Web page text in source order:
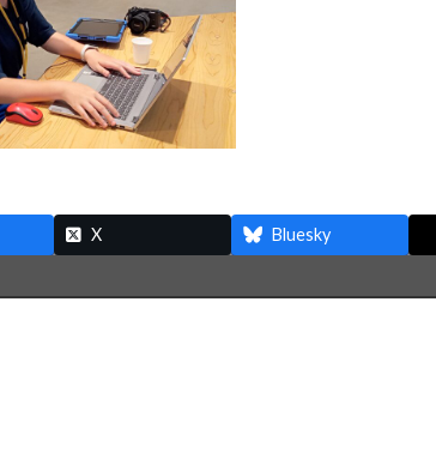
X Bluesky